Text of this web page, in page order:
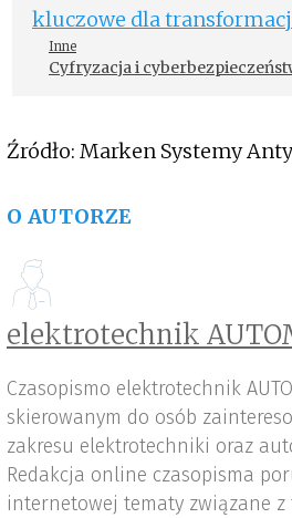
Inne
Cyfryzacja i
Źródło: Marken Systemy
O AUTORZE
elektrotechnik
Czasopismo elektrotechnik
skierowanym do osób
zakresu elektrotechniki oraz
Redakcja online czasopisma
internetowej tematy związane